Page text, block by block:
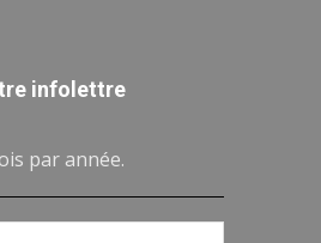
infolettre
par année.